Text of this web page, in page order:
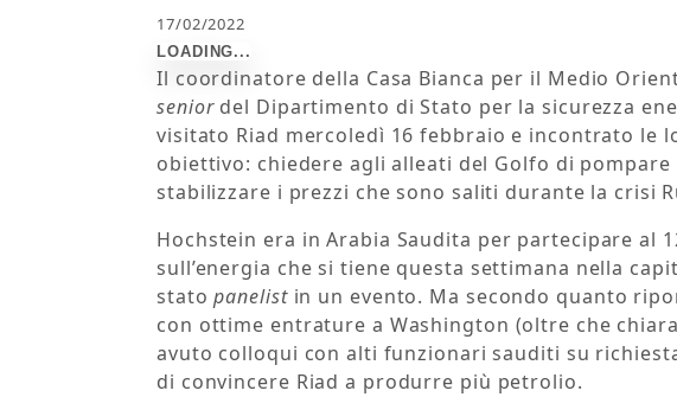
17/02/2022
Il coordinatore della Casa Bianca per il Medio
seniordel Dipartimento di Stato per la sicurezza
visitato Riad mercoledì 16 febbraio e incontrato le
obiettivo: chiedere agli alleati del Golfo di
stabilizzare i prezzi che sono saliti durante la crisi
Hochstein era in Arabia Saudita per partecipare al
sull’energia che si tiene questa settimana nella
statopanelistin un evento. Ma secondo quanto
con ottime entrature a Washington (oltre che
avuto colloqui con alti funzionari sauditi su
di convincere Riad a produrre più petrolio.